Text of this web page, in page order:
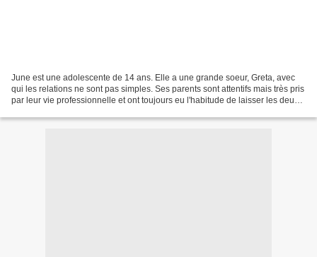
June est une adolescente de 14 ans. Elle a une grande soeur, Greta, avec
qui les relations ne sont pas simples. Ses parents sont attentifs mais très pris
par leur vie professionnelle et ont toujours eu l'habitude de laisser les deux